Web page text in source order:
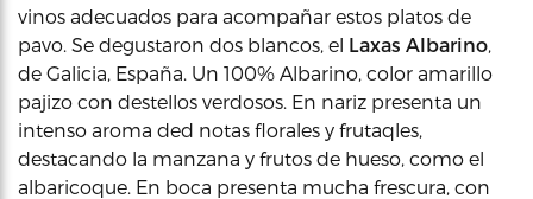
vinos adecuados para acompañar estos platos de
pavo. Se degustaron dos blancos, el Laxas Albarino,
de Galicia, España. Un 100% Albarino, color amarillo
pajizo con destellos verdosos. En nariz presenta un
intenso aroma ded notas florales y frutaqles,
destacando la manzana y frutos de hueso, como el
albaricoque. En boca presenta mucha frescura, con